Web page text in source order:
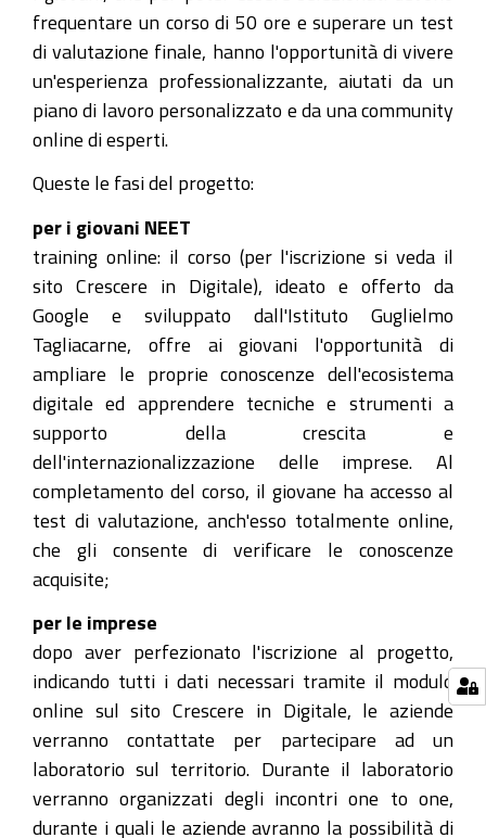
frequentare un corso di 50 ore e superare un test
di valutazione finale, hanno l'opportunità di vivere
un'esperienza professionalizzante, aiutati da un
piano di lavoro personalizzato e da una community
online di esperti.
Queste le fasi del progetto:
per i giovani NEET
training online: il corso (per l'iscrizione si veda il
sito Crescere in Digitale), ideato e offerto da
Google e sviluppato dall'Istituto Guglielmo
Tagliacarne, offre ai giovani l'opportunità di
ampliare le proprie conoscenze dell'ecosistema
digitale ed apprendere tecniche e strumenti a
supporto della crescita e
dell'internazionalizzazione delle imprese. Al
completamento del corso, il giovane ha accesso al
test di valutazione, anch'esso totalmente online,
che gli consente di verificare le conoscenze
acquisite;
per le imprese
dopo aver perfezionato l'iscrizione al progetto,
indicando tutti i dati necessari tramite il modulo
online sul sito Crescere in Digitale, le aziende
verranno contattate per partecipare ad un
laboratorio sul territorio. Durante il laboratorio
verranno organizzati degli incontri one to one,
durante i quali le aziende avranno la possibilità di